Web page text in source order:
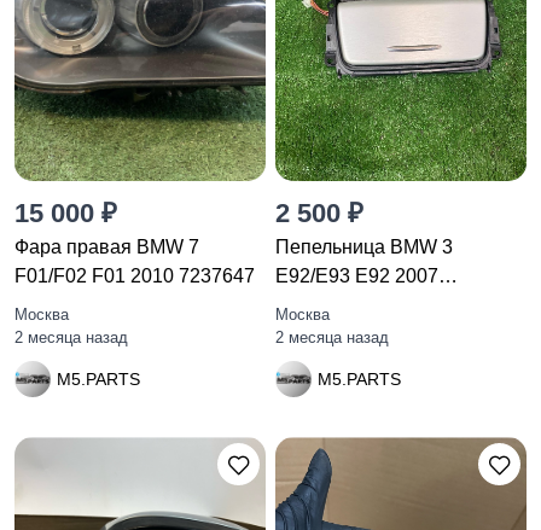
15 000 ₽
Фара правая BMW 7
F01/F02 F01 2010 7237647
Москва
2 месяца назад
M5.PARTS
2 500 ₽
Пепельница BMW 3
E92/E93 E92 2007
51167132380
Москва
2 месяца назад
M5.PARTS